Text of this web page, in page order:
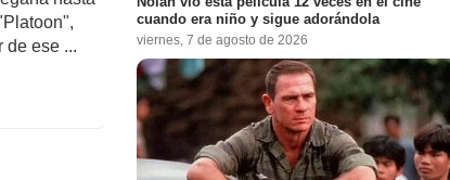
de ese ...
cuando era niño y sigue adorándola
viernes, 7 de agosto de 2026